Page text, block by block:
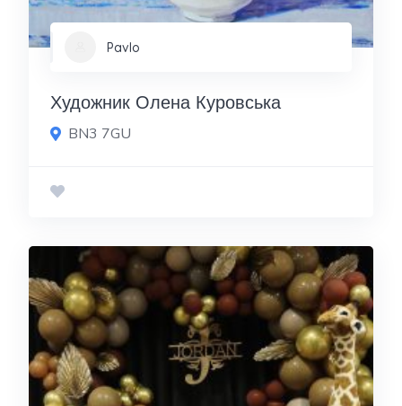
Pavlo
Художник Олена Куровська
BN3 7GU